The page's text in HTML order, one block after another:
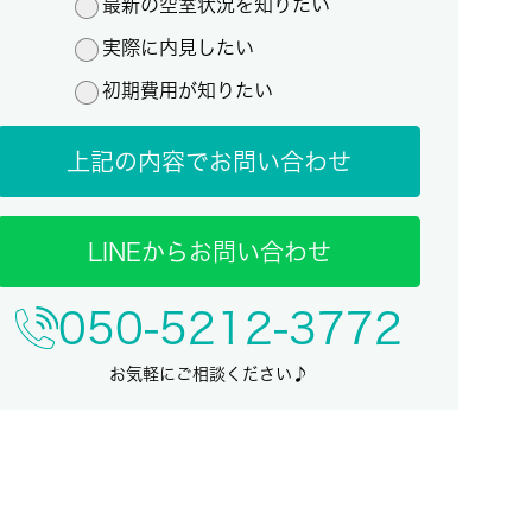
最新の空室状況を知りたい
実際に内見したい
初期費用が知りたい
上記の内容でお問い合わせ
LINEからお問い合わせ
050-5212-3772
お気軽にご相談ください♪